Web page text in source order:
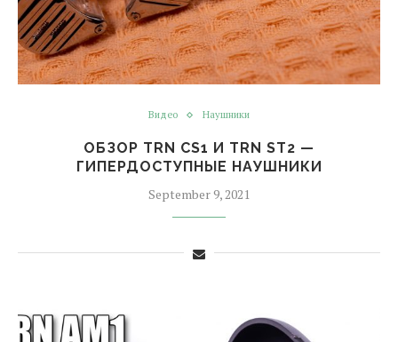
Видео Наушники
ОБЗОР TRN CS1 И TRN ST2 —
ГИПЕРДОСТУПНЫЕ НАУШНИКИ
September 9, 2021